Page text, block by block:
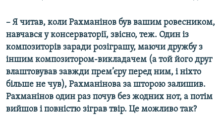
– Я читав, коли Рахманінов був вашим ровесником,
навчався у консерваторії, звісно, теж. Один із
композиторів заради розіграшу, маючи дружбу з
іншим композитором-викладачем (а той його друг
влаштовував завжди прем’єру перед ним, і ніхто
більше не чув), Рахманінова за шторою залишив.
Рахманінов один раз почув без жодних нот, а потім
вийшов і повністю зіграв твір. Це можливо так?